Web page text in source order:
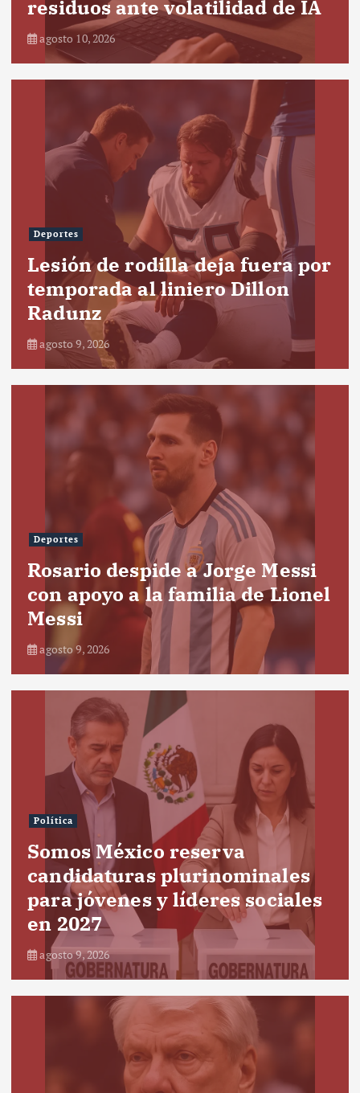
residuos ante volatilidad de IA
agosto 10, 2026
Deportes
Lesión de rodilla deja fuera por
temporada al liniero Dillon
Radunz
agosto 9, 2026
Deportes
Rosario despide a Jorge Messi
con apoyo a la familia de Lionel
Messi
agosto 9, 2026
Política
Somos México reserva
candidaturas plurinominales
para jóvenes y líderes sociales
en 2027
agosto 9, 2026